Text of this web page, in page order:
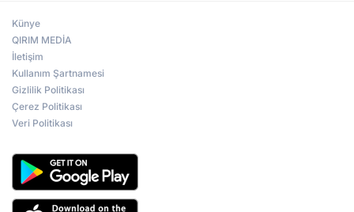
Künye
QIRIM MEDİA
İletişim
Kullanım Şartnamesi
Gizlilik Politikası
Çerez Politikası
Veri Politikası